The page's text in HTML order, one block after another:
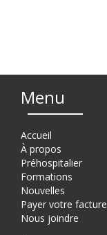
Menu
Accueil
À propos
Préhospitalier
Formations
Nouvelles
Payer votre facture
Nous joindre